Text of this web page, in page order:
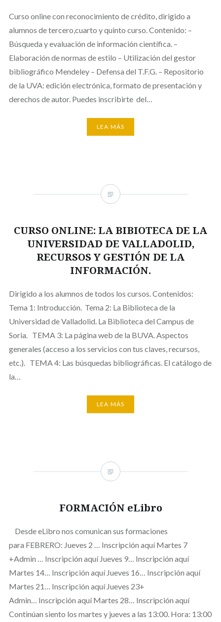
Curso online con reconocimiento de crédito, dirigido a
alumnos de tercero,cuarto y quinto curso. Contenido: –
Búsqueda y evaluación de información científica. –
Elaboración de normas de estilo – Utilización del gestor
bibliográfico Mendeley – Defensa del T.F.G. – Repositorio
de la UVA: edición electrónica, formato de presentación y
derechos de autor. Puedes inscribirte del…
LEA MÁS
CURSO ONLINE: LA BIBIOTECA DE LA
UNIVERSIDAD DE VALLADOLID,
RECURSOS Y GESTIÓN DE LA
INFORMACIÓN.
Dirigido a los alumnos de todos los cursos. Contenidos:
Tema 1: Introducción. Tema 2: La Biblioteca de la
Universidad de Valladolid. La Biblioteca del Campus de
Soria. TEMA 3: La página web de la BUVA. Aspectos
generales (acceso a los servicios con tus claves, recursos,
etc.). TEMA 4: Las búsquedas bibliográficas. El catálogo de
la…
LEA MÁS
FORMACIÓN eLibro
Desde eLibro nos comunican sus formaciones
para FEBRERO: Jueves 2 … Inscripción aquí Martes 7
+Admin … Inscripción aquí Jueves 9… Inscripción aquí
Martes 14… Inscripción aquí Jueves 16… Inscripción aquí
Martes 21… Inscripción aquí Jueves 23+
Admin… Inscripción aquí Martes 28… Inscripción aquí
Continúan siento los martes y jueves a las 13:00. Hora: 13:00